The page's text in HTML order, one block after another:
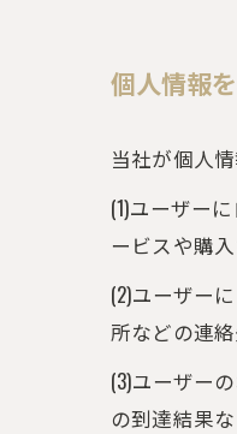
個人情報
当社が個人
(1)ユーザー
ービスや購
(2)ユーザー
所などの連
(3)ユーザー
の到達結果